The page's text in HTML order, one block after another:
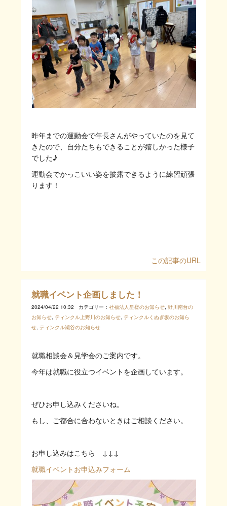
昨年までの運動会で年長さんがやっていたのを見て
きたので、自分たちもできることが嬉しかった様子
でした♪
運動会でかっこいい姿を披露できるように練習頑張
ります！
この記事のURL
就職イベント企画しました！
2024/04/22 10:32 カテゴリー： 社福法人星槎のお知らせ, 野川南台の
お知らせ, ティンクル上野川のお知らせ, ティンクルくぬぎ坂のお知ら
せ, ティンクル瀬谷のお知らせ
就職相談会＆見学会のご案内です。
今年は就職に役立つイベントを企画しています。
ぜひお申し込みくださいね。
もし、ご都合に合わないときはご相談ください。
お申し込みはこちら ↓↓↓
就職イベントお申込みフォーム